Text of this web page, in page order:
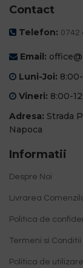
Contact
Telefon: 0742
Email:
Luni-Joi:
Vineri: 8:00-
Adresa: Strada
Napoca
Informatii
Despre Noi
Livrarea
Politica de
Termeni si Conditii
Politica de